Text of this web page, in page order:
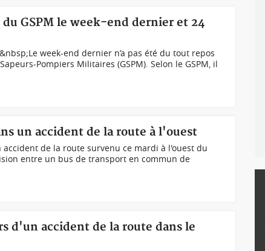
GSPM le week-end dernier et 24
week-end dernier n’a pas été du tout repos
Pompiers Militaires (GSPM). Selon le GSPM, il
un accident de la route à l'ouest
de la route survenu ce mardi à l'ouest du
entre un bus de transport en commun de
d'un accident de la route dans le